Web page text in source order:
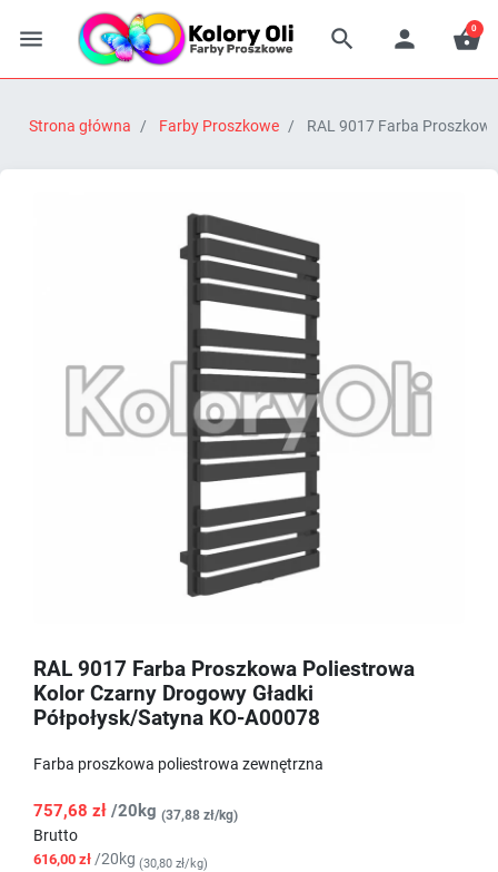
   
0
Strona główna Farby Proszkowe RAL 9017 Farba
RAL 9017 Farba Proszkowa Poliestrowa
Kolor Czarny Drogowy Gładki
Półpołysk/Satyna KO-A00078
Farba proszkowa poliestrowa zewnętrzna
757,68 zł /20kg (37,88 zł/kg)
Brutto
616,00 zł /20kg (30,80 zł/kg)